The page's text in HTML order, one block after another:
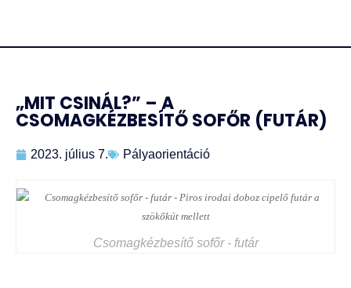
„MIT CSINÁL?” – A
CSOMAGKÉZBESÍTŐ SOFŐR (FUTÁR)
2023. július 7. Pályaorientáció
Csomagkézbesítő sofőr - futár